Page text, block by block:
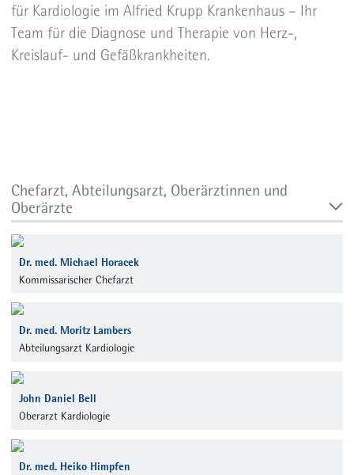
Interventionelle Kardiologie
Interventionelle Klappentherapie
Interventionelle Therapie der Lungenembolie
für Kardiologie im Alfried Krupp Krankenhaus – Ihr
Team für die Diagnose und Therapie von Herz-,
Kreislauf- und Gefäßkrankheiten.
Chefarzt, Abteilungsarzt, Oberärztinnen und
Oberärzte
Dr. med. Michael Horacek
Kommissarischer Chefarzt
Dr. med. Moritz Lambers
Abteilungsarzt Kardiologie
John Daniel Bell
Oberarzt Kardiologie
Dr. med. Heiko Himpfen